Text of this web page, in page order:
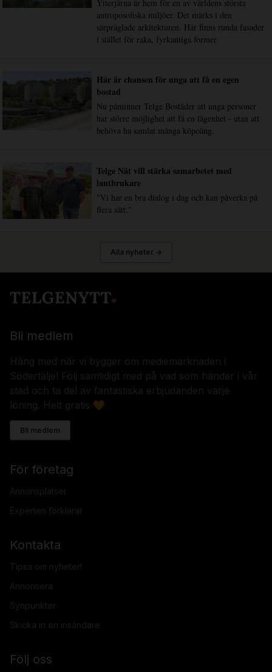
Ytterjärna är hem för en av världens största
antroposofiska miljöer. Det märks i den
särpräglade arkitekturen. Här finns runda fasader
i stället för raka, fyrkantiga former.
Här är chansen för unga att få en egen
bostad
Nu påminner Telge Bostäder att unga personer
har större möjlighet att få en lägenhet - utan att
behöva ha samlat många köpoäng.
Telge Nät vill stärka samarbetet med
lantbrukare
"Vi har en bra dialog i dag och kan påverka på
flera sätt."
Alla nyheter →
Bli medlem
Häng med när vi bygger om mediemarknaden i
Södertälje! Följ samtidigt med på vad som händer i vår
stad och ta del av fantastiska erbjudanden varje
löning. Helt gratis 🧡
Bli medlem
För företag
Annonsplatser
Experten förklarar
Kontakta
Tipsa om nyheter!
Annonsera
Synpunkter
Skicka in en insändare
Följ oss